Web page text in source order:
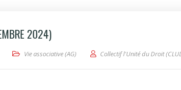
2024)
Vie associative (AG) Collectif l'Unité du Droit